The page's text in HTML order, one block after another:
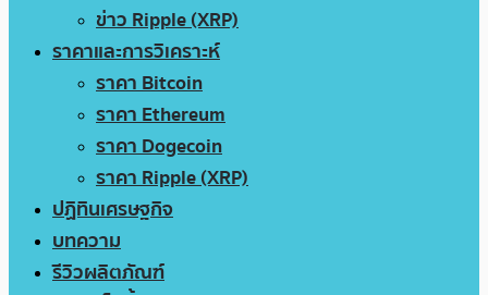
ข่าว Ripple (XRP)
ราคาและการวิเคราะห์
ราคา Bitcoin
ราคา Ethereum
ราคา Dogecoin
ราคา Ripple (XRP)
ปฏิทินเศรษฐกิจ
บทความ
รีวิวผลิตภัณฑ์